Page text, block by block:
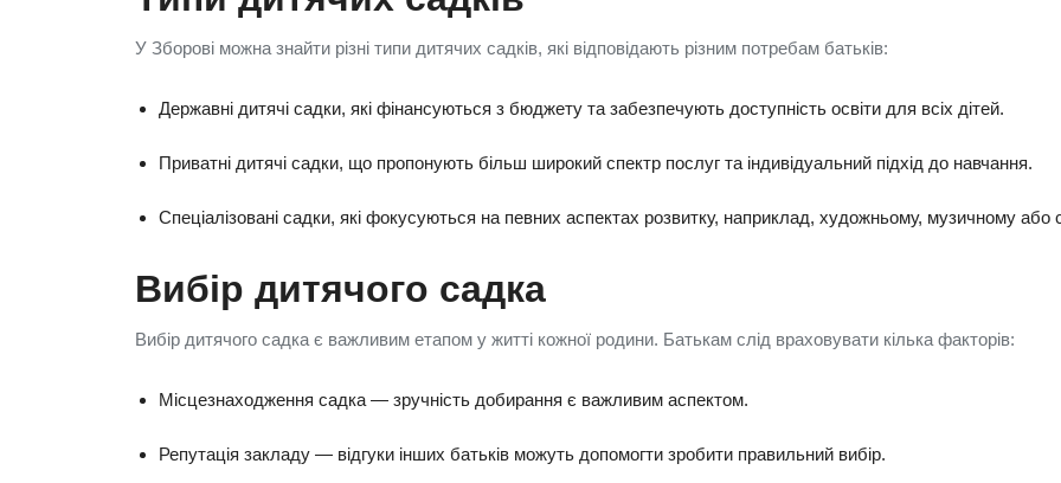
У Зборові можна знайти різні типи дитячих садків, які відповідають різним потребам батьків:
Державні дитячі садки, які фінансуються з бюджету та забезпечують доступність освіти для всіх дітей.
Приватні дитячі садки, що пропонують більш широкий спектр послуг та індивідуальний підхід до навчання.
Спеціалізовані садки, які фокусуються на певних аспектах розвитку, наприклад, художньому, музичному або
Вибір дитячого садка
Вибір дитячого садка є важливим етапом у житті кожної родини. Батькам слід враховувати кілька факторів:
Місцезнаходження садка — зручність добирання є важливим аспектом.
Репутація закладу — відгуки інших батьків можуть допомогти зробити правильний вибір.